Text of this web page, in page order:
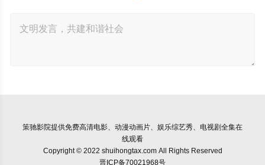
策驰影院提供免费高清电影、动漫动画片、娱乐综艺秀、电视剧全集在
线观看
Copyright © 2022 shuihongtax.com All Rights Reserved
晋ICP备70021968号